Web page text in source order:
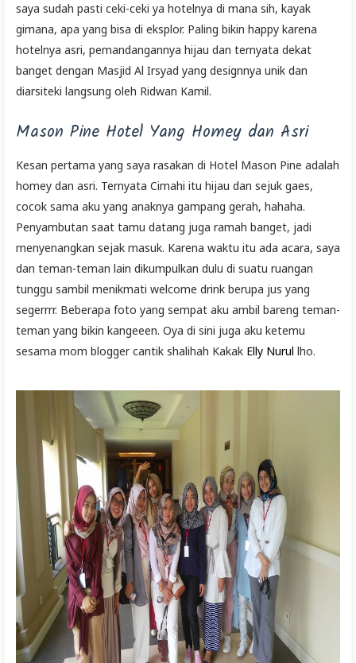
saya sudah pasti ceki-ceki ya hotelnya di mana sih, kayak
gimana, apa yang bisa di eksplor. Paling bikin happy karena
hotelnya asri, pemandangannya hijau dan ternyata dekat
banget dengan Masjid Al Irsyad yang designnya unik dan
diarsiteki langsung oleh Ridwan Kamil.
Mason Pine Hotel Yang Homey dan Asri
Kesan pertama yang saya rasakan di Hotel Mason Pine adalah
homey dan asri. Ternyata Cimahi itu hijau dan sejuk gaes,
cocok sama aku yang anaknya gampang gerah, hahaha.
Penyambutan saat tamu datang juga ramah banget, jadi
menyenangkan sejak masuk. Karena waktu itu ada acara, saya
dan teman-teman lain dikumpulkan dulu di suatu ruangan
tunggu sambil menikmati welcome drink berupa jus yang
segerrrr. Beberapa foto yang sempat aku ambil bareng teman-
teman yang bikin kangeeen. Oya di sini juga aku ketemu
sesama mom blogger cantik shalihah Kakak Elly Nurul lho.